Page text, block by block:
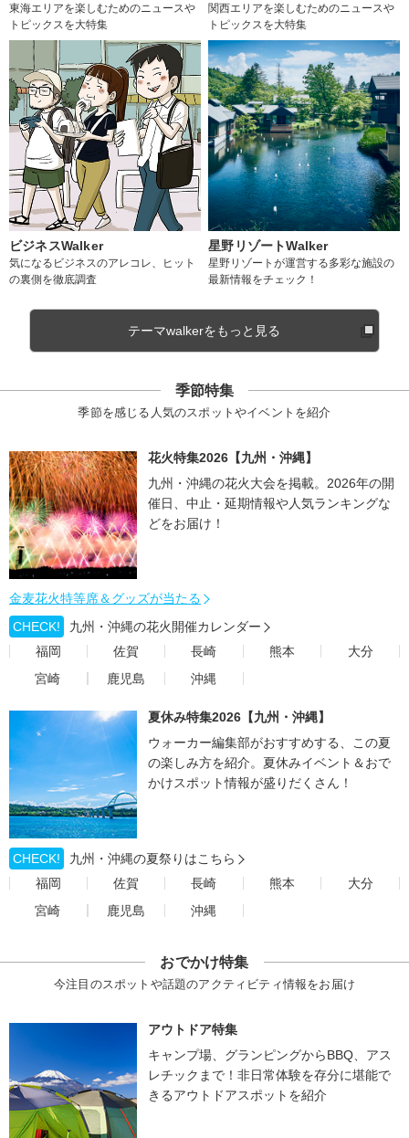
東海エリアを楽しむためのニュースや
トピックスを大特集
関西エリアを楽しむためのニュースや
トピックスを大特集
ビジネスWalker
気になるビジネスのアレコレ、ヒット
の裏側を徹底調査
星野リゾートWalker
星野リゾートが運営する多彩な施設の
最新情報をチェック！
テーマwalkerをもっと見る
季節特集
季節を感じる人気のスポットやイベントを紹介
花火特集2026【九州・沖縄】
九州・沖縄の花火大会を掲載。2026年の開
催日、中止・延期情報や人気ランキングな
どをお届け！
金麦花火特等席＆グッズが当たる
CHECK!
九州・沖縄の花火開催カレンダー
福岡
佐賀 長崎 熊本
大分
宮崎
鹿児島 沖縄
夏休み特集2026【九州・沖縄】
ウォーカー編集部がおすすめする、この夏
の楽しみ方を紹介。夏休みイベント＆おで
かけスポット情報が盛りだくさん！
CHECK!
九州・沖縄の夏祭りはこちら
福岡
佐賀 長崎 熊本
大分
宮崎
鹿児島 沖縄
おでかけ特集
今注目のスポットや話題のアクティビティ情報をお届け
アウトドア特集
キャンプ場、グランピングからBBQ、アス
レチックまで！非日常体験を存分に堪能で
きるアウトドアスポットを紹介